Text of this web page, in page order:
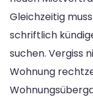
Gleichzeitig
schriftlich
suchen. Vergiss
Wohnung